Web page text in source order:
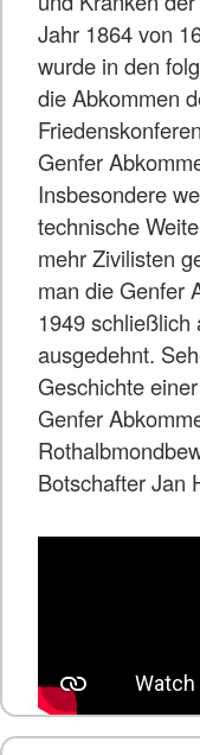
Jahr 1864 von
wurde in den
die Abkommen
Genfer
Insbesondere
technische
mehr Zivilisten
man die Genfer
1949 schließlich
ausgedehnt.
Geschichte
Genfer
Botschafter Jan